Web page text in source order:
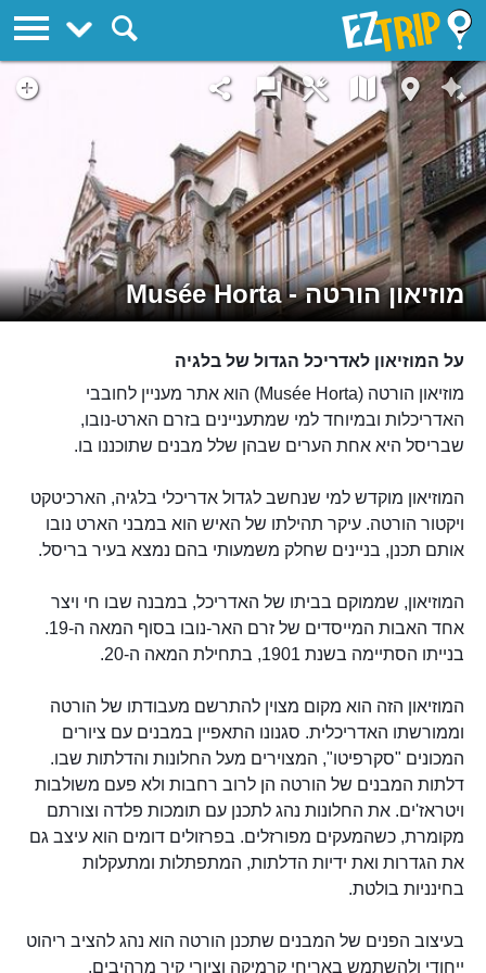
מוזיאון הורטה - Musée Horta
על המוזיאון לאדריכל הגדול של בלגיה
מוזיאון הורטה (Musée Horta) הוא אתר מעניין לחובבי
האדריכלות ובמיוחד למי שמתעניינים בזרם הארט-נובו,
שבריסל היא אחת הערים שבהן שלל מבנים שתוכננו בו.
המוזיאון מוקדש למי שנחשב לגדול אדריכלי בלגיה, הארכיטקט
ויקטור הורטה. עיקר תהילתו של האיש הוא במבני הארט נובו
אותם תכנן, בניינים שחלק משמעותי בהם נמצא בעיר בריסל.
המוזיאון, שממוקם בביתו של האדריכל, במבנה שבו חי ויצר
אחד האבות המייסדים של זרם האר-נובו בסוף המאה ה-19.
בנייתו הסתיימה בשנת 1901, בתחילת המאה ה-20.
המוזיאון הזה הוא מקום מצוין להתרשם מעבודתו של הורטה
וממורשתו האדריכלית. סגנונו התאפיין במבנים עם ציורים
המכונים "סקרפיטו", המצוירים מעל החלונות והדלתות שבו.
דלתות המבנים של הורטה הן לרוב רחבות ולא פעם משולבות
ויטראז'ים. את החלונות נהג לתכנן עם תומכות פלדה וצורתם
מקומרת, כשהמעקים מפורזלים. בפרזולים דומים הוא עיצב גם
את הגדרות ואת ידיות הדלתות, המתפתלות ומתעקלות
בחינניות בולטת.
בעיצוב הפנים של המבנים שתכנן הורטה הוא נהג להציב ריהוט
ייחודי ולהשתמש באריחי קרמיקה וציורי קיר מרהיבים.
EZTrip